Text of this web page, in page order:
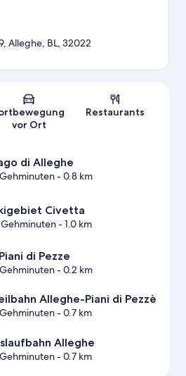
Karte
Alleghe, BL, 32022
vor Ort
Restaurants
di Alleghe
- 0.8 km
Civetta
Gehminuten- 1.0 km
di Pezze
- 0.2 km
Alleghe-Piani di Pezzè
- 0.7 km
Alleghe
- 0.7 km